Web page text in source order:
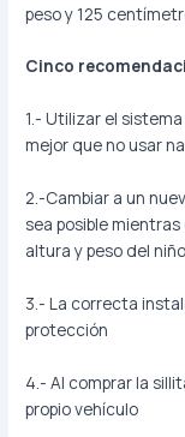
peso y 125
Cinco
1.- Utilizar el
mejor que no usar
2.-Cambiar a un
sea posible
altura y peso del
3.- La correcta
protección
4.- Al comprar la
propio vehículo